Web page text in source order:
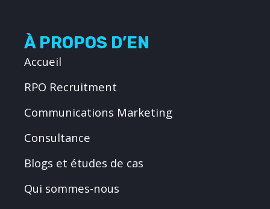
À PROPOS D’EN
Accueil
RPO Recruitment
Communications Marketing
Consultance
Blogs et études de cas
Qui sommes-nous